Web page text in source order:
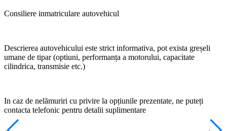
Consiliere inmatriculare autovehicul
Descrierea autovehicului este strict informativa, pot exista greșeli
umane de tipar (optiuni, performanța a motorului, capacitate
cilindrica, transmisie etc.)
In caz de nelămuriri cu privire la opțiunile prezentate, ne puteți
contacta telefonic pentru detalii suplimentare